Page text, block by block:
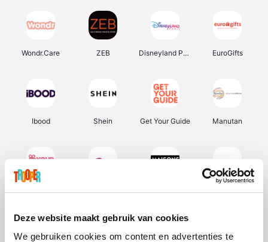
Deze website maakt gebruik van cookies
We gebruiken cookies om content en advertenties te
Wondr.Care ZEB Disneyland Paris EuroGifts
Ibood Shein Get Your Guide Manutan